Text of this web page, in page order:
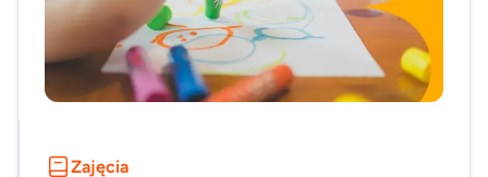
Zajęcia